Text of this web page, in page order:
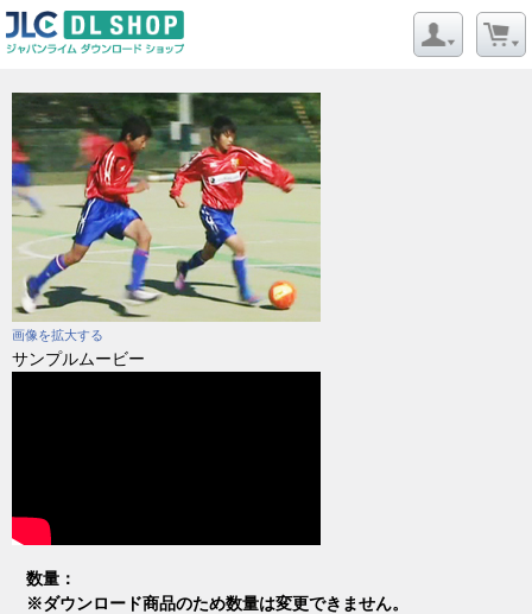
画像を拡大する
サンプルムービー
数量：
※ダウンロード商品のため数量は変更できません。